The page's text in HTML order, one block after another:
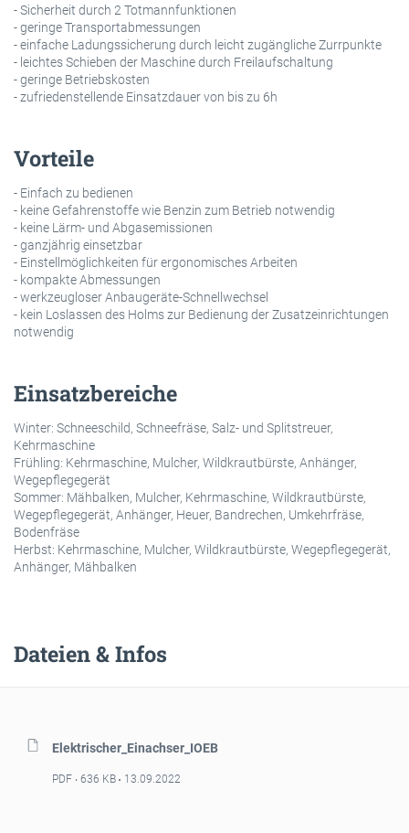
- Sicherheit durch 2 Totmannfunktionen
- geringe Transportabmessungen
- einfache Ladungssicherung durch leicht zugängliche Zurrpunkte
- leichtes Schieben der Maschine durch Freilaufschaltung
- geringe Betriebskosten
- zufriedenstellende Einsatzdauer von bis zu 6h
Vorteile
- Einfach zu bedienen
- keine Gefahrenstoffe wie Benzin zum Betrieb notwendig
- keine Lärm- und Abgasemissionen
- ganzjährig einsetzbar
- Einstellmöglichkeiten für ergonomisches Arbeiten
- kompakte Abmessungen
- werkzeugloser Anbaugeräte-Schnellwechsel
- kein Loslassen des Holms zur Bedienung der Zusatzeinrichtungen
notwendig
Einsatzbereiche
Winter: Schneeschild, Schneefräse, Salz- und Splitstreuer,
Kehrmaschine
Frühling: Kehrmaschine, Mulcher, Wildkrautbürste, Anhänger,
Wegepflegegerät
Sommer: Mähbalken, Mulcher, Kehrmaschine, Wildkrautbürste,
Wegepflegegerät, Anhänger, Heuer, Bandrechen, Umkehrfräse,
Bodenfräse
Herbst: Kehrmaschine, Mulcher, Wildkrautbürste, Wegepflegegerät,
Anhänger, Mähbalken
Dateien & Infos
Elektrischer_Einachser_IOEB
PDF 636 KB 13.09.2022